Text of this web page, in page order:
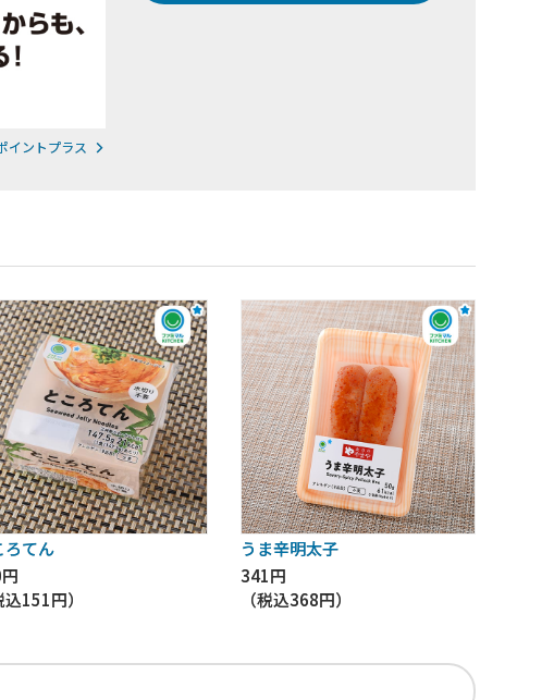
イントプラス
ろてん
込151円）
うま辛明太子
341円
（税込368円）